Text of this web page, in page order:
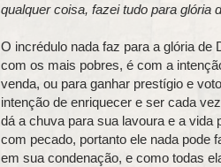
qualquer coisa, fazei tudo para glória
O incrédulo nada faz para a glória de
com os mais pobres, é com a
venda, ou para ganhar prestígio e
intenção de enriquecer e ser cada
dá a chuva para sua lavoura e a vida
com pecado, portanto ele nada pode
em sua condenação, e como todas